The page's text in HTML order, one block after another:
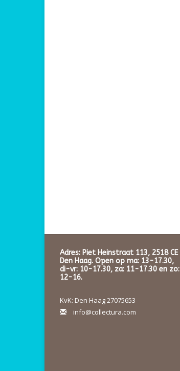
Adres: Piet Heinstraat 113, 2518 CE
Den Haag. Open op ma: 13-17.30,
di-vr: 10-17.30, za: 11-17.30 en zo:
12-16.
KvK: Den Haag 27075653
info@collectura.com